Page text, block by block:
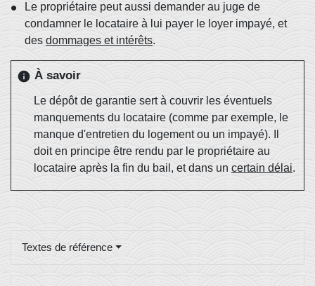
Le propriétaire peut aussi demander au juge de
condamner le locataire à lui payer le loyer impayé, et
des dommages et intérêts.
info À savoir
Le dépôt de garantie sert à couvrir les éventuels
manquements du locataire (comme par exemple, le
manque d'entretien du logement ou un impayé). Il
doit en principe être rendu par le propriétaire au
locataire après la fin du bail, et dans un certain délai.
Textes de référence